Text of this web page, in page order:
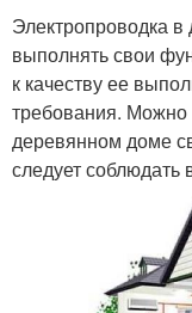
Электропроводка
выполнять свои
к качеству ее
требования. Можно
деревянном доме
следует